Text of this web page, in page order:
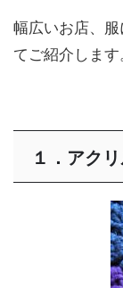
幅広いお店、
てご紹介します
１．アク